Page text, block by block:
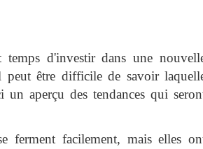
d'investir dans une
être difficile de savoir
aperçu des tendances qui
ferment facilement, mais elles